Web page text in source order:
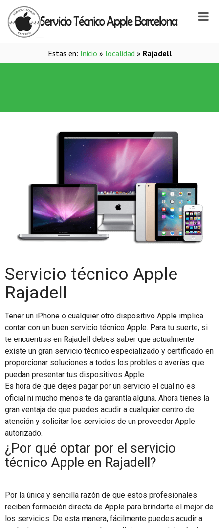
Estas en: Inicio » localidad» Rajadell
Servicio técnico Apple
Rajadell
Tener un iPhone o cualquier otro dispositivo Apple implica
contar con un buen servicio técnico Apple. Para tu suerte, si
te encuentras en Rajadell debes saber que actualmente
existe un gran servicio técnico especializado y certificado en
proporcionar soluciones a todos los probles o averías que
puedan presentar tus dispositivos Apple.
Es hora de que dejes pagar por un servicio el cual no es
oficial ni mucho menos te da garantía alguna. Ahora tienes la
gran ventaja de que puedes acudir a cualquier centro de
atención y solicitar los servicios de un proveedor Apple
autorizado.
¿Por qué optar por el servicio
técnico Apple en Rajadell?
Por la única y sencilla razón de que estos profesionales
reciben formación directa de Apple para brindarte el mejor de
los servicios. De esta manera, fácilmente puedes acudir a